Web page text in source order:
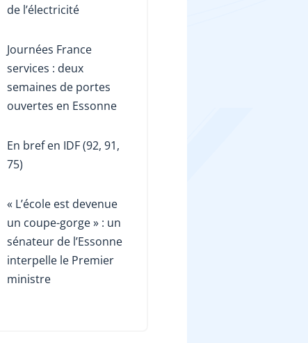
de l’électricité
Journées France
services : deux
semaines de portes
ouvertes en Essonne
En bref en IDF (92, 91,
75)
« L’école est devenue
un coupe-gorge » : un
sénateur de l’Essonne
interpelle le Premier
ministre